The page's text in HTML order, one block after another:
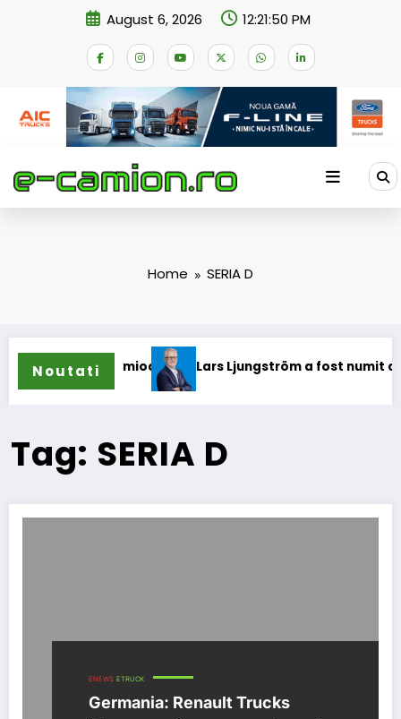
August 6, 2026 12:21:50 PM
Home SERIA D
Noutati
pentru camioane Lars Ljungström a fost numit
Tag: SERIA D
ENEWS ETRUCK
Germania: Renault Trucks